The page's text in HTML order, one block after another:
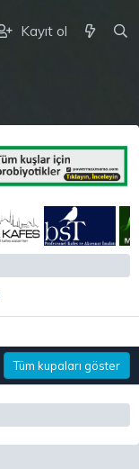
Kayıt ol
Tüm kupaları göster